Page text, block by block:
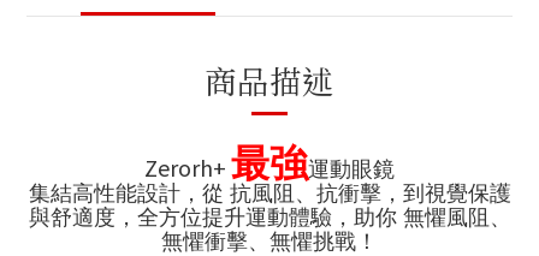
商品描述
Zerorh+最強運動眼鏡
集結高性能設計，從 抗風阻、抗衝擊，到視覺保護
與舒適度，全方位提升運動體驗，助你 無懼風阻、
無懼衝擊、無懼挑戰！